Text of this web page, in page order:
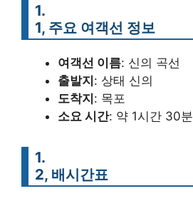
1.
1, 주요 여객선 정보
여객선 이름: 신의 곡선
출발지: 상태 신의
도착지: 목포
소요 시간: 약 1시간 30분
1.
2, 배시간표